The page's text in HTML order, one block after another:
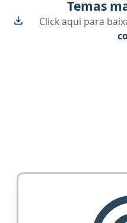
Temas
Click aqui para